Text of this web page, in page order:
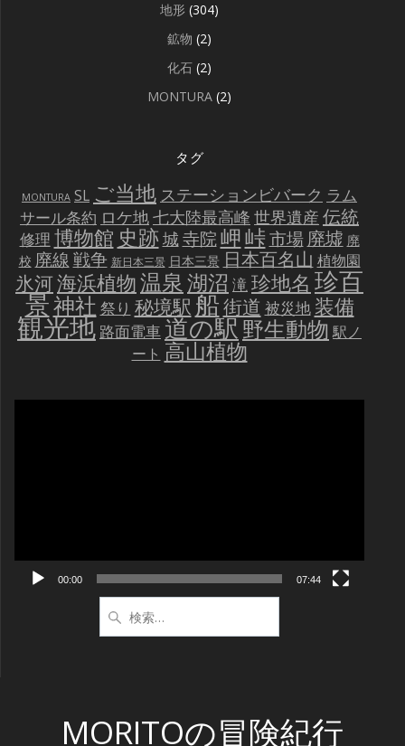
地形 (304)
鉱物 (2)
化石 (2)
MONTURA (2)
タグ
MONTURA SL ご当地 ステーションビバーク ラム
サール条約 ロケ地七大陸最高峰 世界遺産 伝統
修理 博物館 史跡城寺院岬峠市場 廃墟 廃
校 廃線戦争 新日本三景 日本三景 日本百名山 植物園
氷河海浜植物温泉湖沼 滝珍地名 珍百
景神社 祭り 秘境駅船街道 被災地 装備
観光地 路面電車道の駅野生動物 駅ノ
ート 高山植物
00:00 07:44
索:
MORITOの冒険紀行